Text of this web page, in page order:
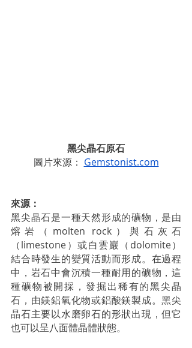
黑尖晶石原石
圖片來源： Gemstonist.com
來源：
黑尖晶石是一種天然形成的礦物，是由
熔岩（molten rock）與石灰石
（limestone）或白雲巖（dolomite）
結合時發生的變質活動而形成。在過程
中，岩石中會沉積一種耐用的礦物，這
種礦物被開採，發掘出稀有的黑尖晶
石，由鎂鋁氧化物或鋁酸鎂製成。黑尖
晶石主要以水磨卵石的形狀出現，但它
也可以呈八面體晶體狀態。